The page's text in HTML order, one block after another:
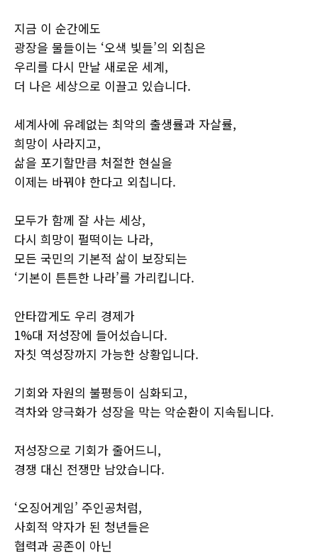
지금 이 순간에도
광장을 물들이는 ‘오색 빛들’의 외침은
우리를 다시 만날 새로운 세계,
더 나은 세상으로 이끌고 있습니다.
세계사에 유례없는 최악의 출생률과 자살률,
희망이 사라지고,
삶을 포기할만큼 처절한 현실을
이제는 바꿔야 한다고 외칩니다.
모두가 함께 잘 사는 세상,
다시 희망이 펄떡이는 나라,
모든 국민의 기본적 삶이 보장되는
‘기본이 튼튼한 나라’를 가리킵니다.
안타깝게도 우리 경제가
1%대 저성장에 들어섰습니다.
자칫 역성장까지 가능한 상황입니다.
기회와 자원의 불평등이 심화되고,
격차와 양극화가 성장을 막는 악순환이 지속됩니다.
저성장으로 기회가 줄어드니,
경쟁 대신 전쟁만 남았습니다.
‘오징어게임’ 주인공처럼,
사회적 약자가 된 청년들은
협력과 공존이 아닌